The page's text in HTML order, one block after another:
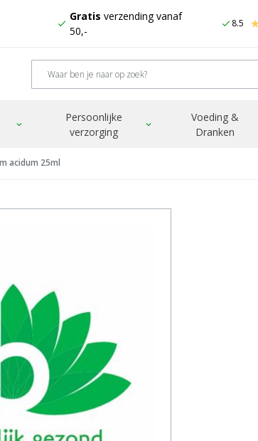
check
Gratis verzending vanaf
50,-
check 8.5
expand_more
Persoonlijke
verzorging
expand_more
Voeding &
Dranken
acidum 25ml